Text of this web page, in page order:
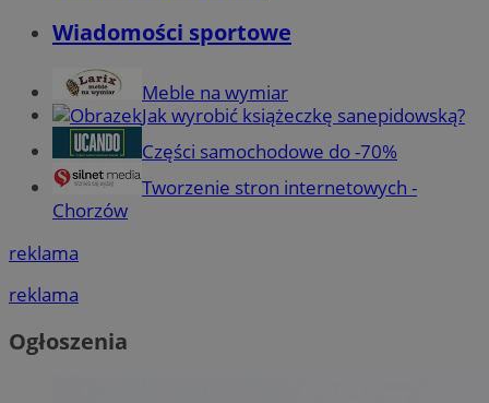
Wiadomości sportowe
Meble na wymiar
Jak wyrobić książeczkę sanepidowską?
Części samochodowe do -70%
Tworzenie stron internetowych -
Chorzów
reklama
reklama
Ogłoszenia